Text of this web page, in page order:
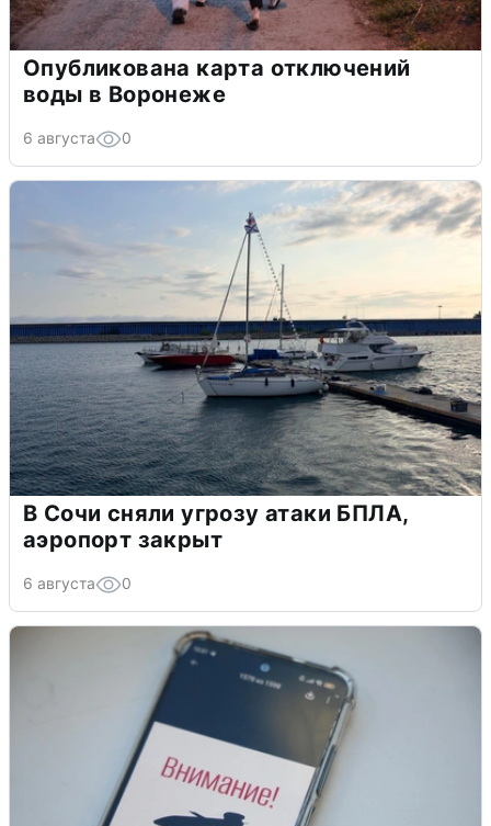
Опубликована карта отключений
воды в Воронеже
6 августа 0
В Сочи сняли угрозу атаки БПЛА,
аэропорт закрыт
6 августа 0